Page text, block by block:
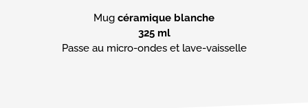
Mug céramique blanche
325 ml
Passe au micro-ondes et lave-vaisselle